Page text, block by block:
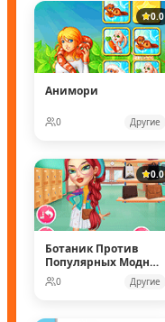
0.0
Анимори
0 Другие
0.0
Ботаник Против
Популярных Модных
Кукол
0 Другие